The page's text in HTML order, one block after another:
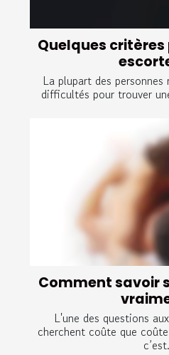
Quelques
La plupart des personnes
difficultés pour trouver
Comment savoir
L'une des questions
cherchent coûte que